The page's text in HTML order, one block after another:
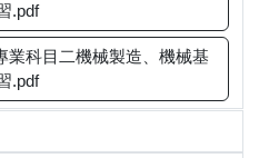
.pdf
業科目二機械製造、機械基
.pdf